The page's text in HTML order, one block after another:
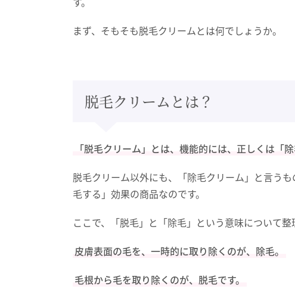
まず、そもそも脱毛クリームとは何でしょうか。
脱毛クリームとは？
「脱毛クリーム」とは、機能的には、正しくは「
脱毛クリーム以外にも、「除毛クリーム」と言う
毛する」効果の商品なのです。
ここで、「脱毛」と「除毛」という意味について整
皮膚表面の毛を、一時的に取り除くのが、除毛。
毛根から毛を取り除くのが、脱毛です。